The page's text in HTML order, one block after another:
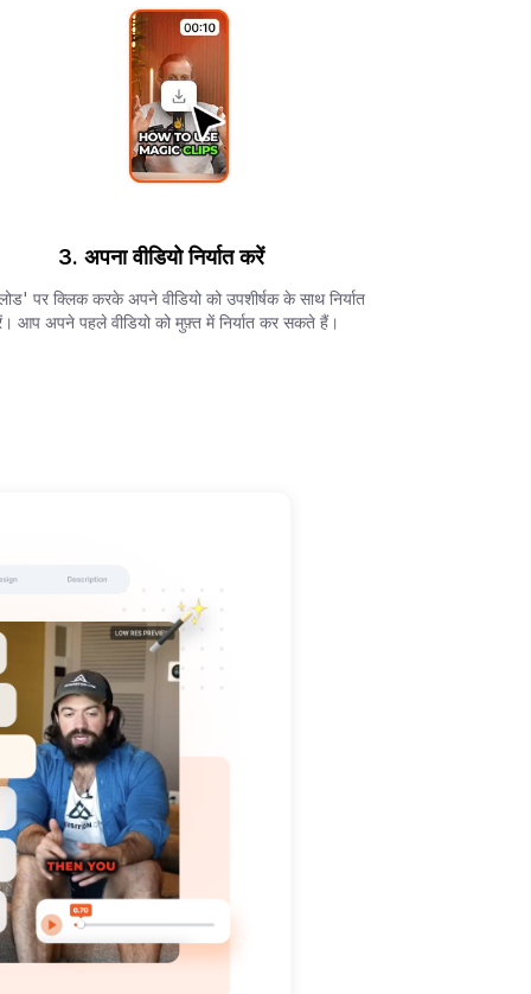
3. अपना वीडियो निर्यात करें
पर क्लिक करके अपने वीडियो को उपशीर्षक के साथ निर्यात
आप अपने पहले वीडियो को मुफ़्त में निर्यात कर सकते हैं।